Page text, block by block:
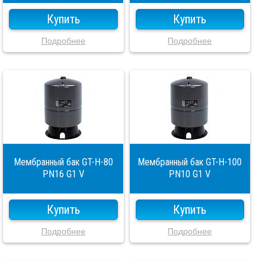
Купить
Подробнее
Купить
Подробнее
Мембранный бак GT-H-80
PN16 G1 V
Купить
Подробнее
Мембранный бак GT-H-100
PN10 G1 V
Купить
Подробнее